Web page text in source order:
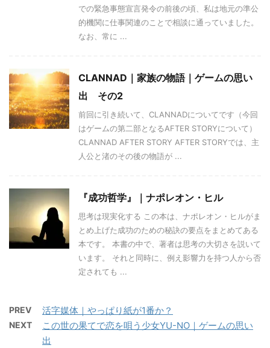
での緊急事態宣言発令の前後の頃、私は地元の準公
的機関に仕事関連のことで相談に通っていました。
なお、常に ...
CLANNAD｜家族の物語｜ゲームの思い
出 その2
前回に引き続いて、CLANNADについてです（今回
はゲームの第二部となるAFTER STORYについて）
CLANNAD AFTER STORY AFTER STORYでは、主
人公と渚のその後の物語が ...
『成功哲学』｜ナポレオン・ヒル
思考は現実化する この本は、ナポレオン・ヒルがま
とめ上げた成功のための秘訣の要点をまとめてある
本です。 本書の中で、著者は思考の大切さを説いて
います。 それと同時に、例え影響力を持つ人から否
定されても ...
PREV 活字媒体｜やっぱり紙が1番か？
NEXT
この世の果てで恋を唄う少女YU-NO｜ゲームの思い
出